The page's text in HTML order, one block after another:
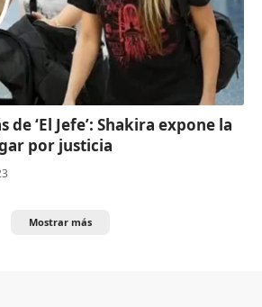
‘El Jefe’: Shakira expone la
por justicia
Mostrar más